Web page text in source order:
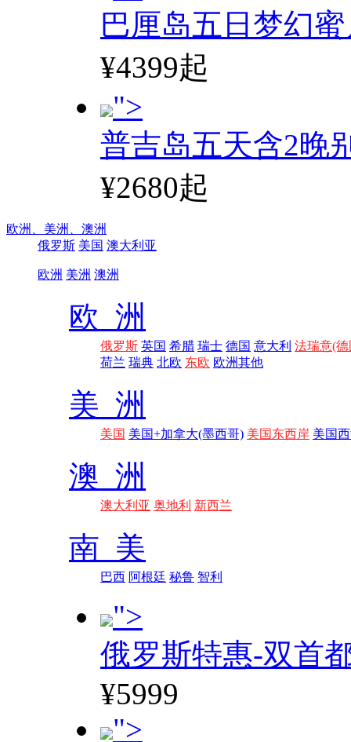
巴厘岛五日梦幻
¥4399起
">
普吉岛五天含2晚
¥2680起
欧洲、 美洲、 澳洲
俄罗斯 美国 澳大利亚
欧洲 美洲 澳洲
欧 洲
俄罗斯 英国 希腊 瑞士 德国 意大利 法瑞意(德
荷兰 瑞典 北欧 东欧 欧洲其他
美 洲
美国 美国+加拿大(墨西哥) 美国东西岸 美国
澳 洲
澳大利亚 奥地利 新西兰
南 美
巴西 阿根廷 秘鲁 智利
">
俄罗斯特惠-双首
¥5999
">